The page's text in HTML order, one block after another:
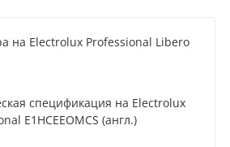
на Electrolux Professional Libero
спецификация на Electrolux
E1HCEEOMCS (англ.)